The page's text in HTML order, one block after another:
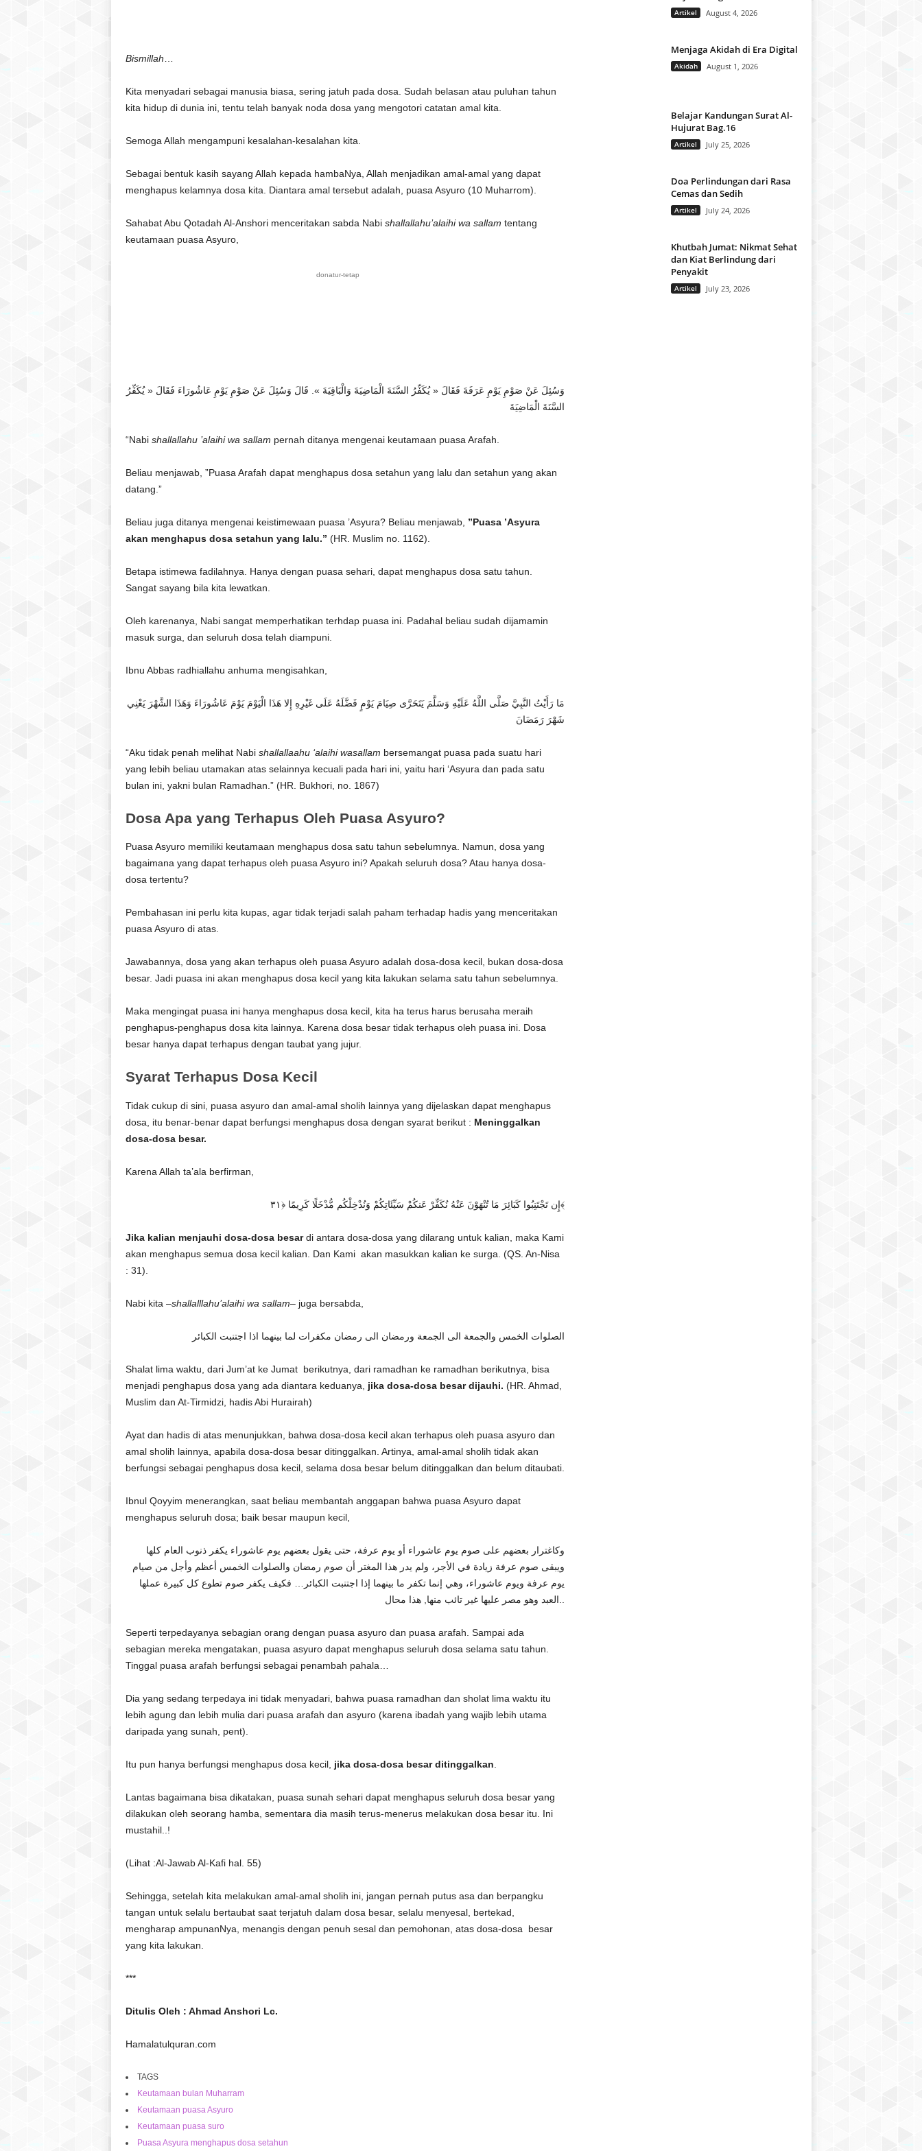
Bismillah
Kita menyadari sebagai manusia biasa, sering jatuh pada dosa. Sudah belasan atau puluhan tahun
kita hidup di dunia ini, tentu telah banyak noda dosa yang mengotori catatan amal kita.
Semoga Allah mengampuni kesalahan-kesalahan kita.
Sebagai bentuk kasih sayang Allah kepada hambaNya, Allah menjadikan amal-amal yang dapat
menghapus kelamnya dosa kita. Diantara amal tersebut adalah, puasa Asyuro (10 Muharrom).
Sahabat Abu Qotadah Al-Anshori menceritakan sabda Nabi shallallahu’alaihi wa sallam tentang
keutamaan puasa Asyuro,
donatur-tetap
وَسُئِلَ عَنْ صَوْمِ يَوْمِ عَرَفَةَ فَقَالَ « يُكَفِّرُ السَّنَةَ الْمَاضِيَةَ وَالْبَاقِيَةَ ». قَالَ وَسُئِلَ عَنْ صَوْمِ يَوْمِ عَاشُورَاءَ فَقَالَ « يُكَفِّرُ
السَّنَةَ الْمَاضِيَةَ
“Nabi shallallahu ’alaihi wa sallam pernah ditanya mengenai keutamaan puasa Arafah.
Beliau menjawab, ”Puasa Arafah dapat menghapus dosa setahun yang lalu dan setahun yang akan
datang.”
Beliau juga ditanya mengenai keistimewaan puasa ’Asyura? Beliau menjawab, ”Puasa ’Asyura
akan menghapus dosa setahun yang lalu.” (HR. Muslim no. 1162).
Betapa istimewa fadilahnya. Hanya dengan puasa sehari, dapat menghapus dosa satu tahun.
Sangat sayang bila kita lewatkan.
Oleh karenanya, Nabi sangat memperhatikan terhdap puasa ini. Padahal beliau sudah dijamamin
masuk surga, dan seluruh dosa telah diampuni.
Ibnu Abbas radhiallahu anhuma mengisahkan,
مَا رَأَيْتُ النَّبِيَّ صَلَّى اللَّهُ عَلَيْهِ وَسَلَّمَ يَتَحَرَّى صِيَامَ يَوْمٍ فَضَّلَهُ عَلَى غَيْرِهِ إِلا هَذَا الْيَوْمَ يَوْمَ عَاشُورَاءَ وَهَذَا الشَّهْرَ يَعْنِي
شَهْرَ رَمَضَانَ
“Aku tidak penah melihat Nabi shallallaahu ‘alaihi wasallam bersemangat puasa pada suatu hari
yang lebih beliau utamakan atas selainnya kecuali pada hari ini, yaitu hari ‘Asyura dan pada satu
bulan ini, yakni bulan Ramadhan.” (HR. Bukhori, no. 1867)
Dosa Apa yang Terhapus Oleh Puasa Asyuro?
Puasa Asyuro memiliki keutamaan menghapus dosa satu tahun sebelumnya. Namun, dosa yang
bagaimana yang dapat terhapus oleh puasa Asyuro ini? Apakah seluruh dosa? Atau hanya dosa-
dosa tertentu?
Pembahasan ini perlu kita kupas, agar tidak terjadi salah paham terhadap hadis yang menceritakan
puasa Asyuro di atas.
Jawabannya, dosa yang akan terhapus oleh puasa Asyuro adalah dosa-dosa kecil, bukan dosa-dosa
besar. Jadi puasa ini akan menghapus dosa kecil yang kita lakukan selama satu tahun sebelumnya.
Maka mengingat puasa ini hanya menghapus dosa kecil, kita ha terus harus berusaha meraih
penghapus-penghapus dosa kita lainnya. Karena dosa besar tidak terhapus oleh puasa ini. Dosa
besar hanya dapat terhapus dengan taubat yang jujur.
Syarat Terhapus Dosa Kecil
Tidak cukup di sini, puasa asyuro dan amal-amal sholih lainnya yang dijelaskan dapat menghapus
dosa, itu benar-benar dapat berfungsi menghapus dosa dengan syarat berikut : Meninggalkan
dosa-dosa besar.
Karena Allah ta’ala berfirman,
إِن تَجْتَنِبُوا كَبَائِرَ مَا تُنْهَوْنَ عَنْهُ نُكَفِّرْ عَنكُمْ سَيِّئَاتِكُمْ وَنُدْخِلْكُم مُّدْخَلًا كَرِيمًا ﴿٣١﴾
Jika kalian menjauhi dosa-dosa besardi antara dosa-dosa yang dilarang untuk kalian, maka Kami
akan menghapus semua dosa kecil kalian. Dan Kami akan masukkan kalian ke surga. (QS. An-Nisa
: 31).
Nabi kita –shallalllahu’alaihi wa sallam– juga bersabda,
الصلوات الخمس والجمعة الى الجمعة ورمضان الى رمضان مكفرات لما بينهما اذا اجتنبت الكبائر
Shalat lima waktu, dari Jum’at ke Jumat berikutnya, dari ramadhan ke ramadhan berikutnya, bisa
menjadi penghapus dosa yang ada diantara keduanya, jika dosa-dosa besar dijauhi. (HR. Ahmad,
Muslim dan At-Tirmidzi, hadis Abi Hurairah)
Ayat dan hadis di atas menunjukkan, bahwa dosa-dosa kecil akan terhapus oleh puasa asyuro dan
amal sholih lainnya, apabila dosa-dosa besar ditinggalkan. Artinya, amal-amal sholih tidak akan
berfungsi sebagai penghapus dosa kecil, selama dosa besar belum ditinggalkan dan belum ditaubati.
Ibnul Qoyyim menerangkan, saat beliau membantah anggapan bahwa puasa Asyuro dapat
menghapus seluruh dosa; baik besar maupun kecil,
وكاغترار بعضهم على صوم يوم عاشوراء أو يوم عرفة، حتى يقول بعضهم يوم عاشوراء يكفر ذنوب العام كلها
ويبقى صوم عرفة زيادة في الأجر، ولم يدر هذا المغتر أن صوم رمضان والصلوات الخمس أعظم وأجل من صيام
يوم عرفة ويوم عاشوراء، وهي إنما تكفر ما بينهما إذا اجتنبت الكبائر… فكيف يكفر صوم تطوع كل كبيرة عملها
Seperti terpedayanya sebagian orang dengan puasa asyuro dan puasa arafah. Sampai ada
sebagian mereka mengatakan, puasa asyuro dapat menghapus seluruh dosa selama satu tahun.
Tinggal puasa arafah berfungsi sebagai penambah pahala…
Dia yang sedang terpedaya ini tidak menyadari, bahwa puasa ramadhan dan sholat lima waktu itu
lebih agung dan lebih mulia dari puasa arafah dan asyuro (karena ibadah yang wajib lebih utama
daripada yang sunah, pent).
Itu pun hanya berfungsi menghapus dosa kecil, jika dosa-dosa besar ditinggalkan
Lantas bagaimana bisa dikatakan, puasa sunah sehari dapat menghapus seluruh dosa besar yang
dilakukan oleh seorang hamba, sementara dia masih terus-menerus melakukan dosa besar itu. Ini
mustahil..!
(Lihat :Al-Jawab Al-Kafi hal. 55)
Sehingga, setelah kita melakukan amal-amal sholih ini, jangan pernah putus asa dan berpangku
tangan untuk selalu bertaubat saat terjatuh dalam dosa besar, selalu menyesal, bertekad,
mengharap ampunanNya, menangis dengan penuh sesal dan pemohonan, atas dosa-dosa besar
yang kita lakukan.
***
Ditulis Oleh : Ahmad Anshori Lc.
Hamalatulquran.com
TAGS
Keutamaan bulan Muharram
Keutamaan puasa Asyuro
Keutamaan puasa suro
Puasa Asyura menghapus dosa setahun
Artikel August 4, 2026
Menjaga Akidah di Era Digital
Akidah August 1, 2026
Belajar Kandungan Surat Al-
Hujurat Bag.16
Artikel July 25, 2026
Doa Perlindungan dari Rasa
Cemas dan Sedih
Artikel July 24, 2026
Khutbah Jumat: Nikmat Sehat
dan Kiat Berlindung dari
Penyakit
Artikel July 23, 2026